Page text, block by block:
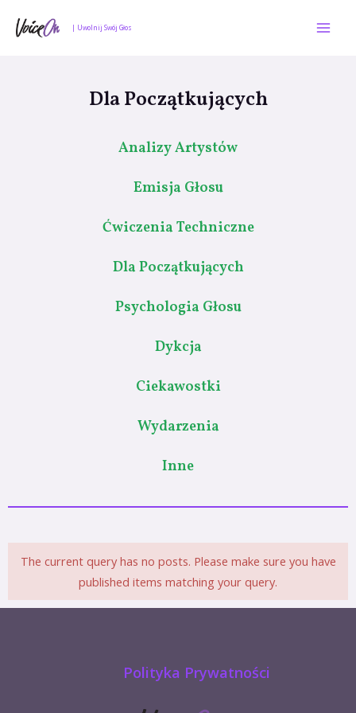
| Uwolnij Swój Głos
Dla Początkujących
Analizy Artystów
Emisja Głosu
Ćwiczenia Techniczne
Dla Początkujących
Psychologia Głosu
Dykcja
Ciekawostki
Wydarzenia
Inne
The current query has no posts. Please make sure you have
published items matching your query.
Polityka Prywatności